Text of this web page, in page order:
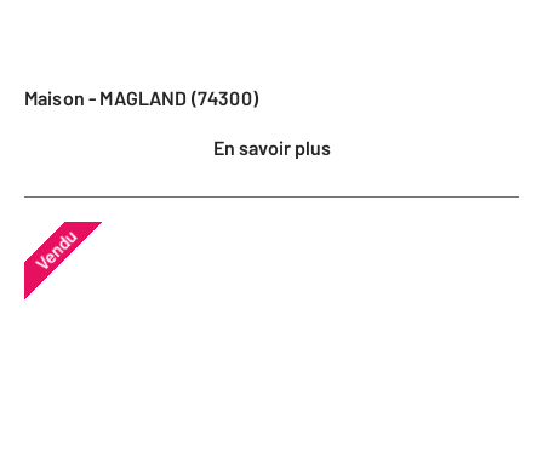
Maison - MAGLAND (74300)
En savoir plus
Vendu